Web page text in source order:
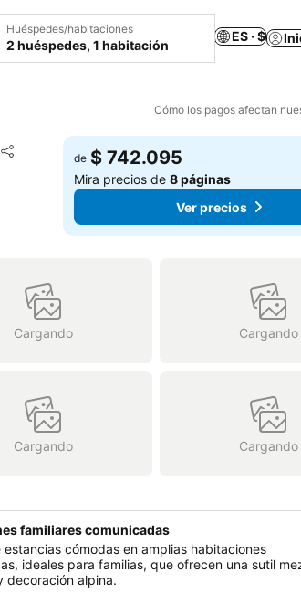
Huéspedes/habitaciones
2 huéspedes, 1 habitación
ES · $
Cómo los pagos afectan
Compartir
Agregar a favoritos
de $ 742.095
Mira precios de8 páginas
Ver precios
Cargando Cargando
Cargando Cargando
familiares comunicadas
estancias cómodas en amplias habitaciones
ideales para familias, que ofrecen una sutil
decoración alpina.